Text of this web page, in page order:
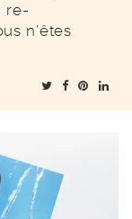
re-
n’êtes